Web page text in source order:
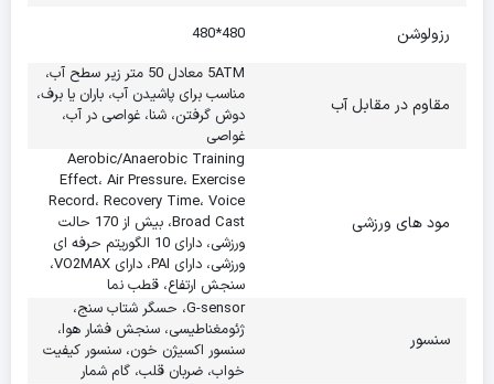
رزولوشن 480*480
مقاوم در مقابل آب
5ATM معادل 50 متر زیر سطح آب،
مناسب برای پاشیدن آب، باران یا برف،
دوش گرفتن، شنا، غواصی در آب،
غواصی
مود های ورزشی
Aerobic/Anaerobic Training
Effect، Air Pressure، Exercise
Record، Recovery Time، Voice
Broad Cast، بیش از 170 حالت
ورزشی، دارای 10 الگوریتم حرفه ای
ورزشی، دارای PAI، دارای VO2MAX،
سنجش ارتفاع، قطب نما
سنسور
G-sensor، حسگر شتاب‌ سنج،
ژئومغناطیسی، سنجش فشار هوا،
سنسور اکسیژن خون، سنسور کیفیت
خواب، ضربان قلب، گام شمار